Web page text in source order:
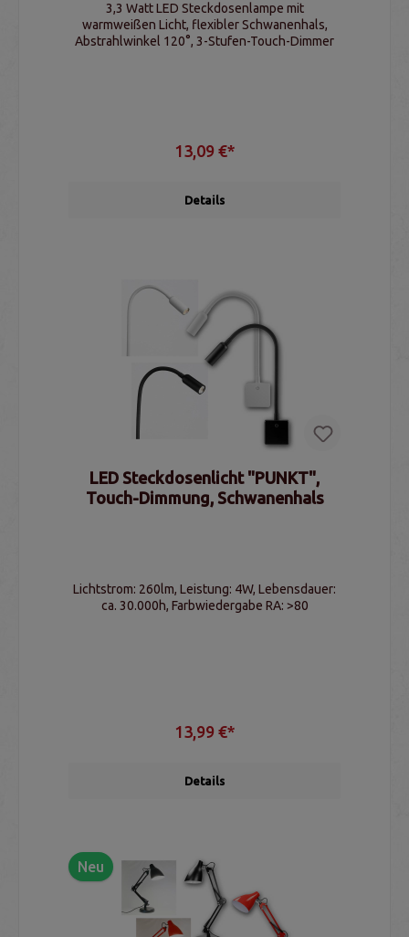
3,3 Watt LED Steckdosenlampe mit
warmweißen Licht, flexibler Schwanenhals,
Abstrahlwinkel 120°, 3-Stufen-Touch-Dimmer
13,09 €*
Details
LED Steckdosenlicht "PUNKT",
Touch-Dimmung, Schwanenhals
Lichtstrom: 260lm, Leistung: 4W, Lebensdauer:
ca. 30.000h, Farbwiedergabe RA: >80
13,99 €*
Details
Neu